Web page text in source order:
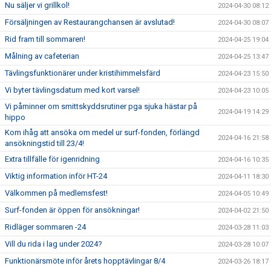
Nu säljer vi grillkol! 2024-04-30 08:12
Försäljningen av Restaurangchansen är avslutad! 2024-04-30 08:07
Rid fram till sommaren! 2024-04-25 19:04
Målning av cafeterian 2024-04-25 13:47
Tävlingsfunktionärer under kristihimmelsfärd 2024-04-23 15:50
Vi byter tävlingsdatum med kort varsel! 2024-04-23 10:05
Vi påminner om smittskyddsrutiner pga sjuka hästar på
hippo
2024-04-19 14:29
Kom ihåg att ansöka om medel ur surf-fonden, förlängd
ansökningstid till 23/4!
2024-04-16 21:58
Extra tillfälle för igenridning 2024-04-16 10:35
Viktig information inför HT-24 2024-04-11 18:30
Välkommen på medlemsfest! 2024-04-05 10:49
Surf-fonden är öppen för ansökningar! 2024-04-02 21:50
Ridläger sommaren -24 2024-03-28 11:03
Vill du rida i lag under 2024? 2024-03-28 10:07
Funktionärsmöte inför årets hopptävlingar 8/4 2024-03-26 18:17